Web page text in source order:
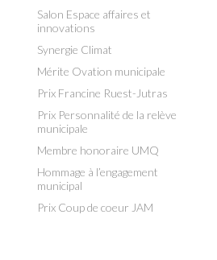
Salon Espace affaires et
innovations
Synergie Climat
Mérite Ovation municipale
Prix Francine Ruest-Jutras
Prix Personnalité de la relève
municipale
Membre honoraire UMQ
Hommage à l’engagement
municipal
Prix Coup de coeur JAM